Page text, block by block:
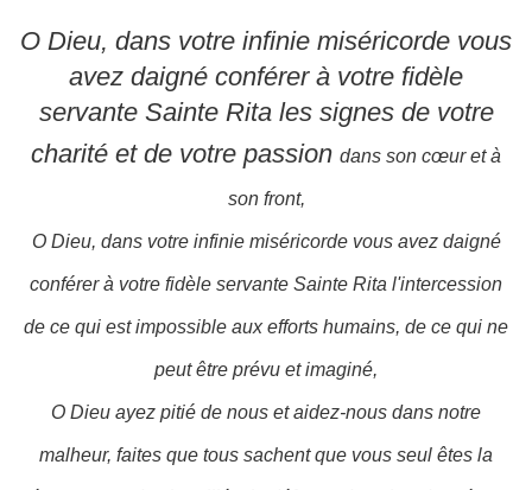
O Dieu, dans votre infinie miséricorde vous
avez daigné conférer à votre fidèle
servante Sainte Rita les signes de votre
charité et de votre passion dans son cœur et à
son front,
O Dieu, dans votre infinie miséricorde vous avez daigné
conférer à votre fidèle servante Sainte Rita l'intercession
de ce qui est impossible aux efforts humains, de ce qui ne
peut être prévu et imaginé,
O Dieu ayez pitié de nous et aidez-nous dans notre
malheur, faites que tous sachent que vous seul êtes la